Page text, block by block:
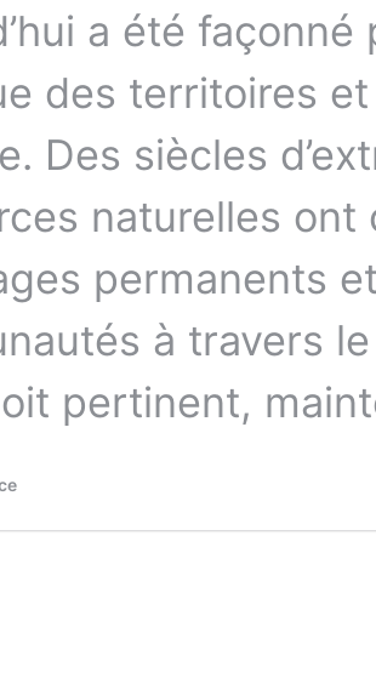
a été
des territoires
Des siècles
naturelles
permanents
à travers
pertinent,